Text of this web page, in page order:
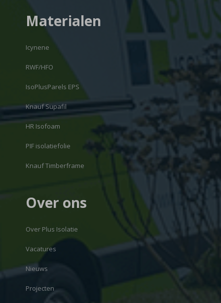
Materialen
Icynene
RWF/HFO
IsoPlusParels EPS
Knauf Supafil
HR Isofoam
PIF isolatiefolie
Knauf Timberframe
Over ons
Over Plus Isolatie
Vacatures
Nieuws
Projecten